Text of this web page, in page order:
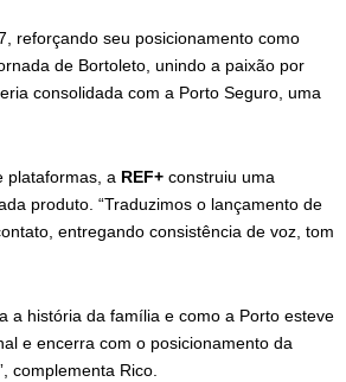
reforçando seu posicionamento como
de Bortoleto, unindo a paixão por
consolidada com a Porto Seguro, uma
plataformas, a REF+ construiu uma
produto. “Traduzimos o lançamento de
entregando consistência de voz, tom
a história da família e como a Porto esteve
e encerra com o posicionamento da
complementa Rico.